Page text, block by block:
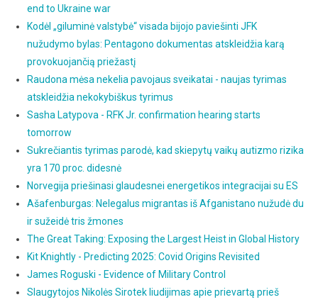
end to Ukraine war
Kodėl „giluminė valstybė“ visada bijojo paviešinti JFK
nužudymo bylas: Pentagono dokumentas atskleidžia karą
provokuojančią priežastį
Raudona mėsa nekelia pavojaus sveikatai - naujas tyrimas
atskleidžia nekokybiškus tyrimus
Sasha Latypova - RFK Jr. confirmation hearing starts
tomorrow
Sukrečiantis tyrimas parodė, kad skiepytų vaikų autizmo rizika
yra 170 proc. didesnė
Norvegija priešinasi glaudesnei energetikos integracijai su ES
Ašafenburgas: Nelegalus migrantas iš Afganistano nužudė du
ir sužeidė tris žmones
The Great Taking: Exposing the Largest Heist in Global History
Kit Knightly - Predicting 2025: Covid Origins Revisited
James Roguski - Evidence of Military Control
Slaugytojos Nikolės Sirotek liudijimas apie prievartą prieš